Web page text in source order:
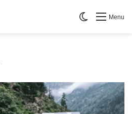
Menu
Switch skin